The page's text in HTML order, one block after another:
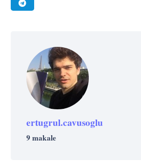
ertugrul.cavusoglu
9 makale
EKONOMI